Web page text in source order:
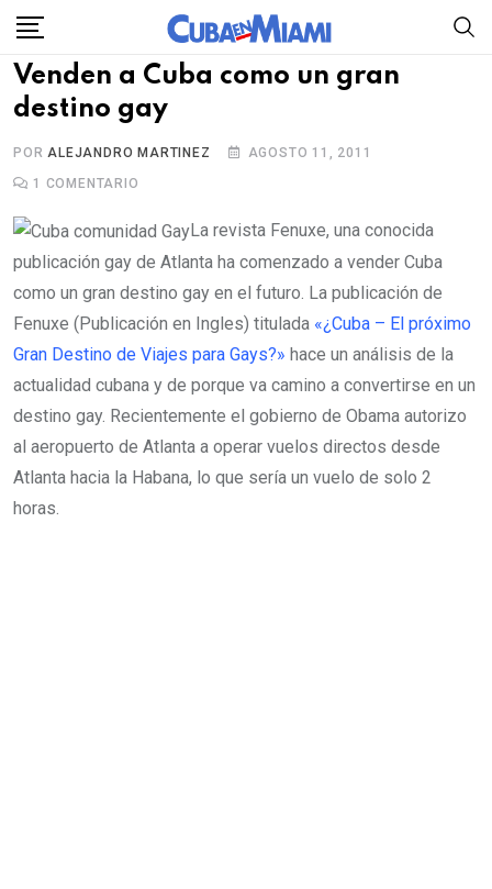
Skip
content
Venden a Cuba como un gran
destino gay
PORALEJANDRO MARTINEZ
AGOSTO 11, 2011
1
COMENTARIO
La revista Fenuxe, una conocida
publicación gay de Atlanta ha comenzado a vender Cuba
como un gran destino gay en el futuro. La publicación de
Fenuxe (Publicación en Ingles) titulada «¿Cuba – El próximo
Gran Destino de Viajes para Gays?» hace un análisis de la
actualidad cubana y de porque va camino a convertirse en un
destino gay. Recientemente el gobierno de Obama autorizo
al aeropuerto de Atlanta a operar vuelos directos desde
Atlanta hacia la Habana, lo que sería un vuelo de solo 2
horas.